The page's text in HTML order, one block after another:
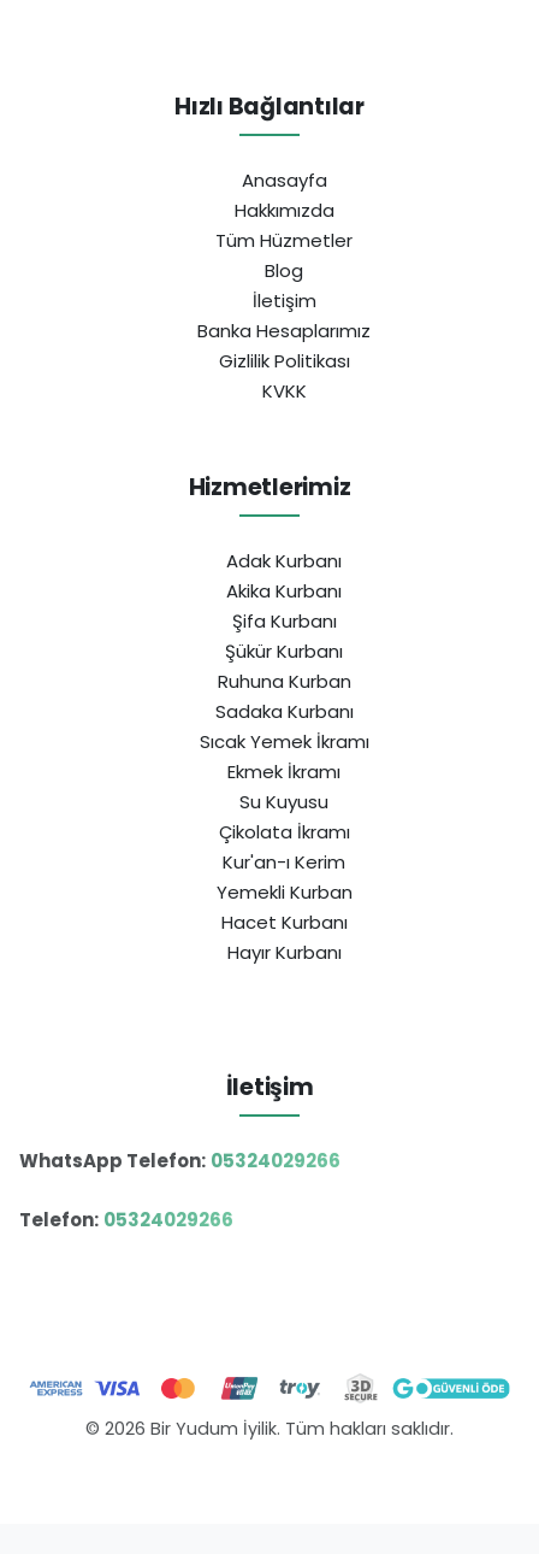
Hızlı Bağlantılar
Anasayfa
Hakkımızda
Tüm Hüzmetler
Blog
İletişim
Banka Hesaplarımız
Gizlilik Politikası
KVKK
Hizmetlerimiz
Adak Kurbanı
Akika Kurbanı
Şifa Kurbanı
Şükür Kurbanı
Ruhuna Kurban
Sadaka Kurbanı
Sıcak Yemek İkramı
Ekmek İkramı
Su Kuyusu
Çikolata İkramı
Kur'an-ı Kerim
Yemekli Kurban
Hacet Kurbanı
Hayır Kurbanı
İletişim
WhatsApp Telefon: 05324029266
Telefon: 05324029266
© 2026 Bir Yudum İyilik. Tüm hakları saklıdır.